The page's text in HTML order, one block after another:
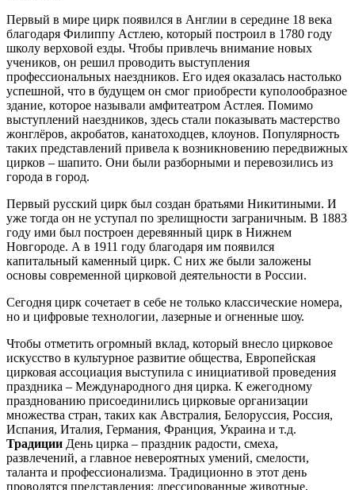
Первый в мире цирк появился в Англии в середине 18 века
благодаря Филиппу Астлею, который построил в 1780 году
школу верховой езды. Чтобы привлечь внимание новых
учеников, он решил проводить выступления
профессиональных наездников. Его идея оказалась настолько
успешной, что в будущем он смог приобрести куполообразное
здание, которое называли амфитеатром Астлея. Помимо
выступлений наездников, здесь стали показывать мастерство
жонглёров, акробатов, канатоходцев, клоунов. Популярность
таких представлений привела к возникновению передвижных
цирков – шапито. Они были разборными и перевозились из
города в город.
Первый русский цирк был создан братьями Никитиными. И
уже тогда он не уступал по зрелищности заграничным. В 1883
году ими был построен деревянный цирк в Нижнем
Новгороде. А в 1911 году благодаря им появился
капитальный каменный цирк. С них же были заложены
основы современной цирковой деятельности в России.
Сегодня цирк сочетает в себе не только классические номера,
но и цифровые технологии, лазерные и огненные шоу.
Чтобы отметить огромный вклад, который внесло цирковое
искусство в культурное развитие общества, Европейская
цирковая ассоциация выступила с инициативой проведения
праздника – Международного дня цирка. К ежегодному
празднованию присоединились цирковые организации
множества стран, таких как Австралия, Белоруссия, Россия,
Испания, Италия, Германия, Франция, Украина и т.д.
Традиции День цирка – праздник радости, смеха,
развлечений, а главное невероятных умений, смелости,
таланта и профессионализма. Традиционно в этот день
проводятся представления: дрессированные животные,